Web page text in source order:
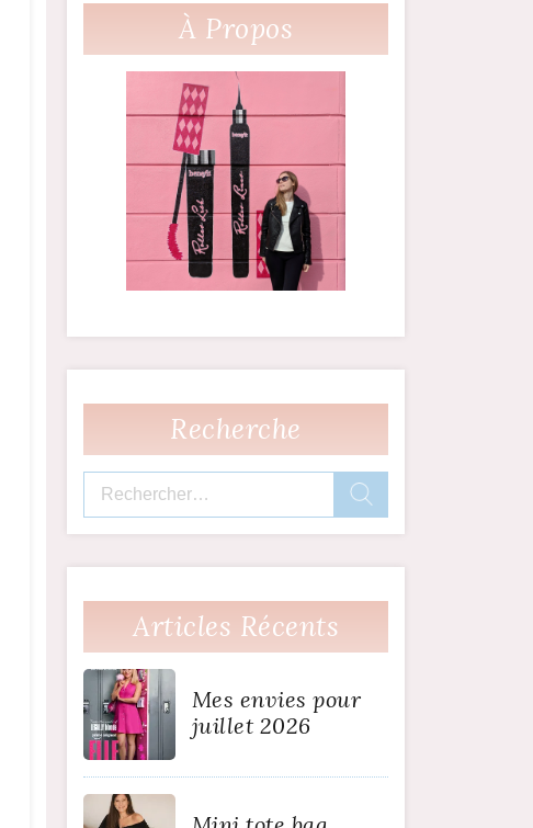
À Propos
Recherche
Rechercher :
Articles Récents
Mes envies pour
juillet 2026